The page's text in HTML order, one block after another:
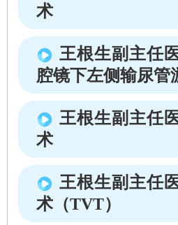
术
王根生副主任
腔镜下左侧输尿管
王根生副主任
术
王根生副主任
术（TVT）